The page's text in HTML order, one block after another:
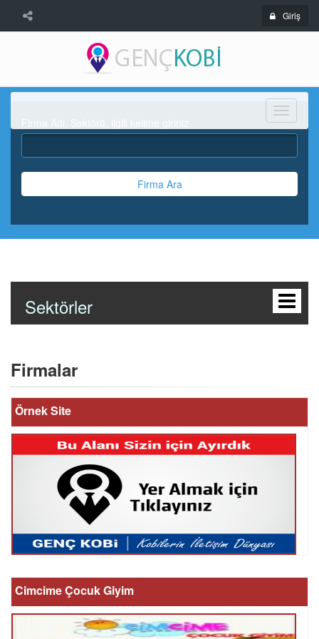
Giriş
Menü
Firma Ara
Sektörler
Firmalar
Örnek Site
Cimcime Çocuk Giyim